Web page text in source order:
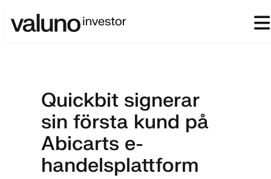
Quickbit signerar
sin första kund på
Abicarts e-
handelsplattform